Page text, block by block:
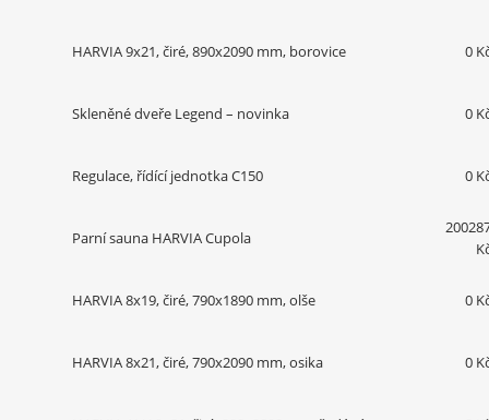
HARVIA 9x21, čiré, 890x2090 mm, borovice 0
Skleněné dveře Legend – novinka 0
Regulace, řídící jednotka C150 0
Parní sauna HARVIA Cupola
HARVIA 8x19, čiré, 790x1890 mm, olše 0
HARVIA 8x21, čiré, 790x2090 mm, osika 0